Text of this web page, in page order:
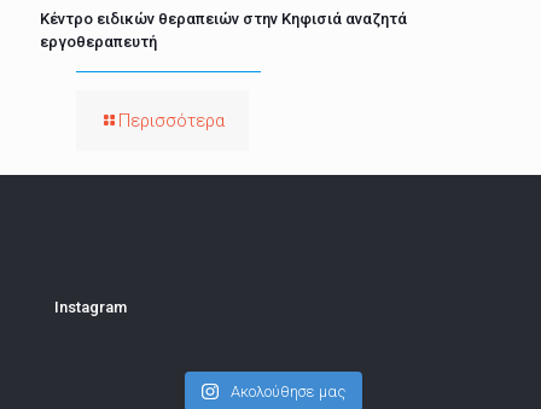
Κέντρο ειδικών θεραπειών στην Κηφισιά αναζητά
εργοθεραπευτή
Περισσότερα
Instagram
Ακολούθησε μας